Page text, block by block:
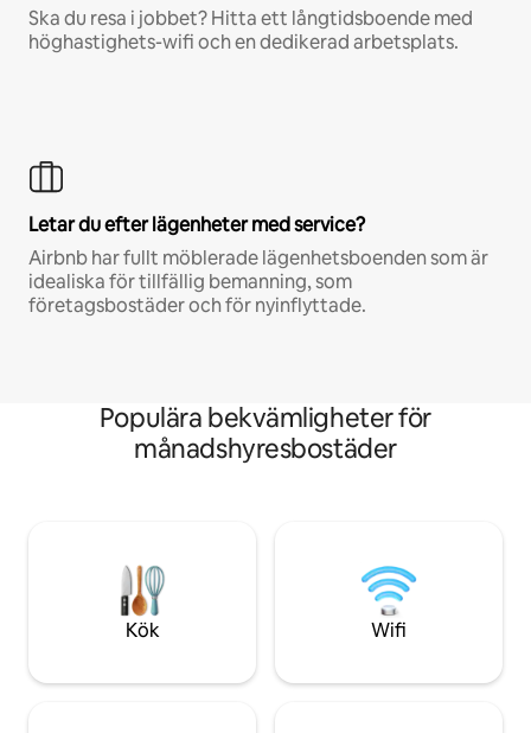
Ska du resa i jobbet? Hitta ett långtidsboende med
höghastighets-wifi och en dedikerad arbetsplats.
Letar du efter lägenheter med service?
Airbnb har fullt möblerade lägenhetsboenden som är
idealiska för tillfällig bemanning, som
företagsbostäder och för nyinflyttade.
Populära bekvämligheter för
månadshyresbostäder
Kök Wifi